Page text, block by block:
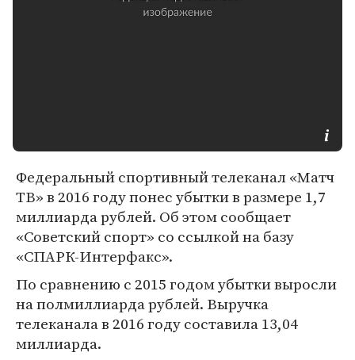
Федеральный спортивный телеканал «Матч
ТВ» в 2016 году понес убытки в размере 1,7
миллиарда рублей. Об этом сообщает
«Советский спорт» со ссылкой на базу
«СПАРК-Интерфакс».
По сравнению с 2015 годом убытки выросли
на полмиллиарда рублей. Выручка
телеканала в 2016 году составила 13,04
миллиарда.